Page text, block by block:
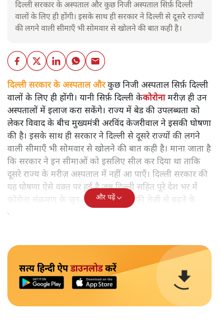
दिल्ली सरकार के अस्पताल और कुछ निजी अस्पताल सिर्फ़ दिल्ली
वालों के लिए ही होंगी। इसके साथ ही सरकार ने दिल्ली से दूसरे राज्यों
की लगने वाली सीमाएँ भी सोमवार से खोलने की बात कही है।
दिल्ली सरकार के अस्पताल और कुछ निजी अस्पताल सिर्फ़ दिल्ली
वालों के लिए ही होंगी। यानी सिर्फ़ दिल्ली केकोरोनामरीज़ ही उन
अस्पतालों में इलाज करा सकेंगे। राज्य में बेड की उपलब्धता को
लेकर विवाद के बीच मुख्यमंत्री अरविंद केजरीवाल ने इसकी घोषणा
की है। इसके साथ ही सरकार ने दिल्ली से दूसरे राज्यों की लगने
वाली सीमाएँ भी सोमवार से खोलने की बात कही है। माना जाता है
कि सरकार ने इन सीमाओं को इसलिए सील कर दिया था ताकि
दूसरे राज्य के मरीज़ अस्पताल में नहीं आ पाएँ। दिल्ली सरकार की
यह घोषणा ऐसे वक़्त पर हुई है जब दिल्ली सहित पूरे देश भर में
कोरोना संक्रमण के जून और जुलाई में काफ़ी तेज़ी से बढ़ने के
आसार हैं। हाल के दिनों में ऐसी बढ़ोतरी दिखने भी लगी है।
और पढ़ें
सत्य हिन्दी ऐपडाउनलोडकरें